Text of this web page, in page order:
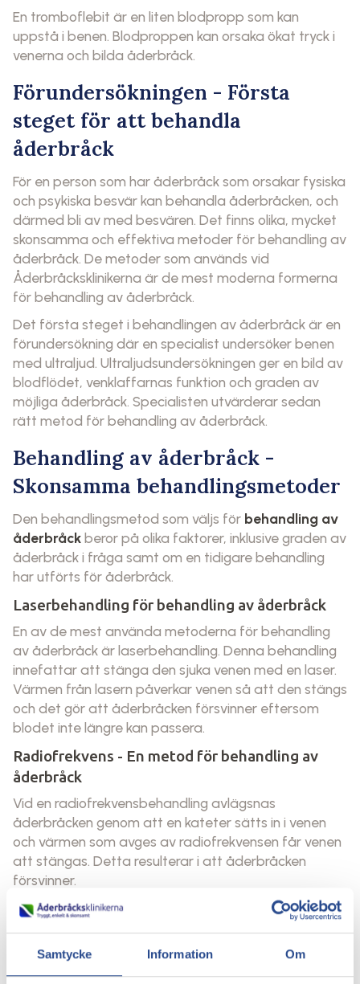
Samtycke Information Om
En tromboflebit är en liten blodpropp som kan
uppstå i benen. Blodproppen kan orsaka ökat tryck i
venerna och bilda åderbråck.
Förundersökningen - Första
steget för att behandla
åderbråck
För en person som har åderbråck som orsakar fysiska
och psykiska besvär kan behandla åderbråcken, och
därmed bli av med besvären. Det finns olika, mycket
skonsamma och effektiva metoder för behandling av
åderbråck. De metoder som används vid
Åderbråcksklinikerna är de mest moderna formerna
för behandling av åderbråck.
Det första steget i behandlingen av åderbråck är en
förundersökning där en specialist undersöker benen
med ultraljud. Ultraljudsundersökningen ger en bild av
blodflödet, venklaffarnas funktion och graden av
möjliga åderbråck. Specialisten utvärderar sedan
rätt metod för behandling av åderbråck.
Behandling av åderbråck -
Skonsamma behandlingsmetoder
Den behandlingsmetod som väljs för behandling av
åderbråckberor på olika faktorer, inklusive graden av
åderbråck i fråga samt om en tidigare behandling
har utförts för åderbråck.
Laserbehandling för behandling av åderbråck
En av de mest använda metoderna för behandling
av åderbråck är laserbehandling. Denna behandling
innefattar att stänga den sjuka venen med en laser.
Värmen från lasern påverkar venen så att den stängs
och det gör att åderbråcken försvinner eftersom
blodet inte längre kan passera.
Radiofrekvens - En metod för behandling av
åderbråck
Vid en radiofrekvensbehandling avlägsnas
åderbråcken genom att en kateter sätts in i venen
och värmen som avges av radiofrekvensen får venen
att stängas. Detta resulterar i att åderbråcken
försvinner.
Skuminjektion för behandling av åderbråck
En så kallad skumbehandling används för mindre
åderbråck eller där åderbråcken tidigare har
behandlats. Om en behandling av åderbråck redan